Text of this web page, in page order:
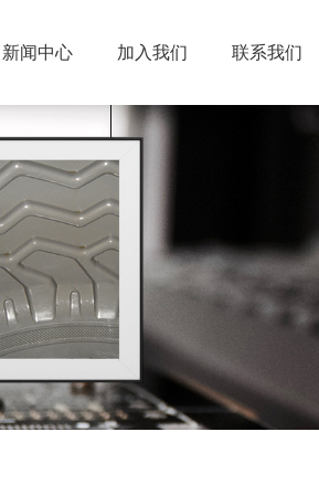
新闻中心 加入我们 联系我们